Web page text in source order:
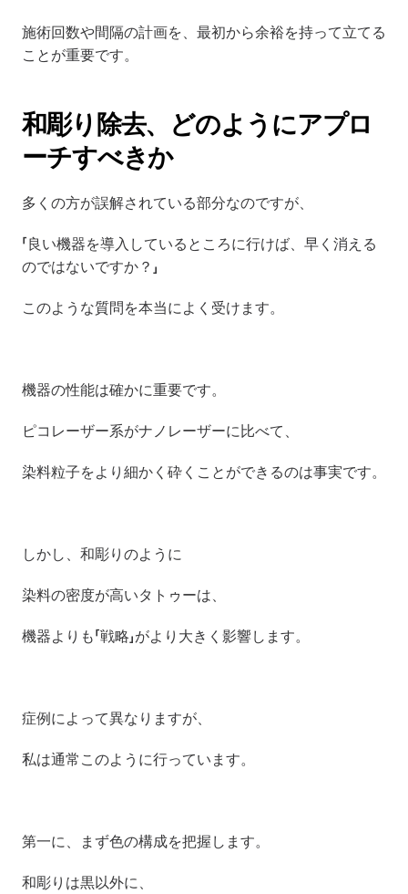
施術回数や間隔の計画を、最初から余裕を持って立てる
ことが重要です。
和彫り除去、どのようにアプロ
ーチすべきか
多くの方が誤解されている部分なのですが、
「良い機器を導入しているところに行けば、早く消える
のではないですか？」
このような質問を本当によく受けます。
機器の性能は確かに重要です。
ピコレーザー系がナノレーザーに比べて、
染料粒子をより細かく砕くことができるのは事実です。
しかし、和彫りのように
染料の密度が高いタトゥーは、
機器よりも「戦略」がより大きく影響します。
症例によって異なりますが、
私は通常このように行っています。
第一に、まず色の構成を把握します。
和彫りは黒以外に、